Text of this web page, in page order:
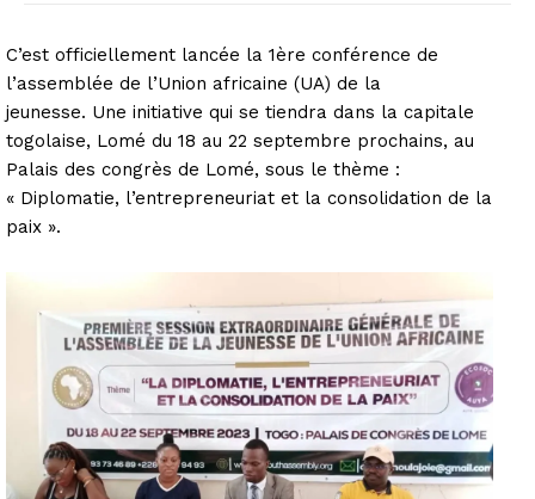
C’est officiellement lancée la 1ère conférence de
l’assemblée de l’Union africaine (UA) de la
jeunesse. Une initiative qui se tiendra dans la capitale
togolaise, Lomé du 18 au 22 septembre prochains, au
Palais des congrès de Lomé, sous le thème :
« Diplomatie, l’entrepreneuriat et la consolidation de la
paix ».